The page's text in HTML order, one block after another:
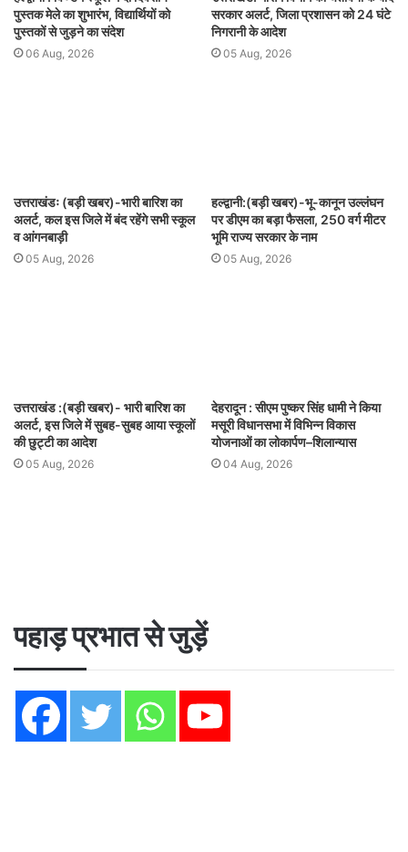
पुस्तक मेले का शुभारंभ, विद्यार्थियों को
पुस्तकों से जुड़ने का संदेश
06 Aug, 2026
सरकार अलर्ट, जिला प्रशासन को 24 घंटे
निगरानी के आदेश
05 Aug, 2026
उत्तराखंडः (बड़ी खबर)-भारी बारिश का
अलर्ट, कल इस जिले में बंद रहेंगे सभी स्कूल
व आंगनबाड़ी
05 Aug, 2026
हल्द्वानी:(बड़ी खबर)-भू-कानून उल्लंघन
पर डीएम का बड़ा फैसला, 250 वर्ग मीटर
भूमि राज्य सरकार के नाम
05 Aug, 2026
उत्तराखंड :(बड़ी खबर)- भारी बारिश का
अलर्ट, इस जिले में सुबह-सुबह आया स्कूलों
की छुट्टी का आदेश
05 Aug, 2026
देहरादून : सीएम पुष्कर सिंह धामी ने किया
मसूरी विधानसभा में विभिन्न विकास
योजनाओं का लोकार्पण–शिलान्यास
04 Aug, 2026
पहाड़ प्रभात से जुड़ें